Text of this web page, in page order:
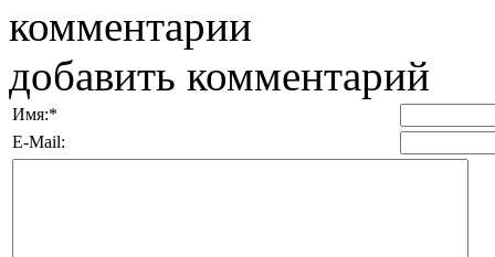
комментарии
добавить комментарий
Имя:*
E-Mail: